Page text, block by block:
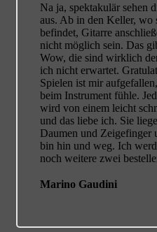
Na ja, spektakulär sehen
aus. Ab in den Keller, wo
befindet, Gitarre
nicht möglich sein. Das
Wow, die sind wirklich
ich nicht erwartet.
Spielen ist mir
beim Instrument fühle.
wird von einem leicht
und das liebe ich. Sie
Daumen und Zeigefinger
bin hin und weg. Ich
noch weitere zwei
Marino Gaudini